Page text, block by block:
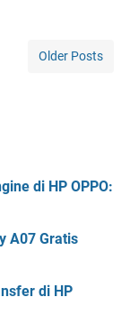
Older Posts
di HP OPPO:
A07 Gratis
di HP